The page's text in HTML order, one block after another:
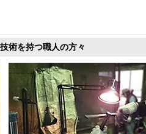
術を持つ職人の方々